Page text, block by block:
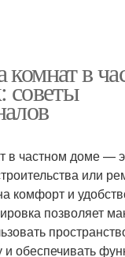
в
советы
в частном доме —
или
комфорт и
позволяет
обеспечивать